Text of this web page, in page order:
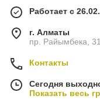
Работает с
г. Алматы
пр. Райымбека,
Контакты
Сегодня
Показать весь